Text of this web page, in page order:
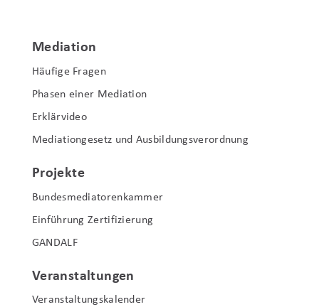
Mediation
Häufige Fragen
Phasen einer Mediation
Erklärvideo
Mediationgesetz und Ausbildungsverordnung
Projekte
Bundesmediatorenkammer
Einführung Zertifizierung
GANDALF
Veranstaltungen
Veranstaltungskalender